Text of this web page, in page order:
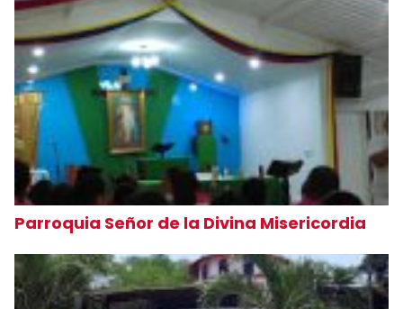
Parroquia Señor de la Divina Misericordia